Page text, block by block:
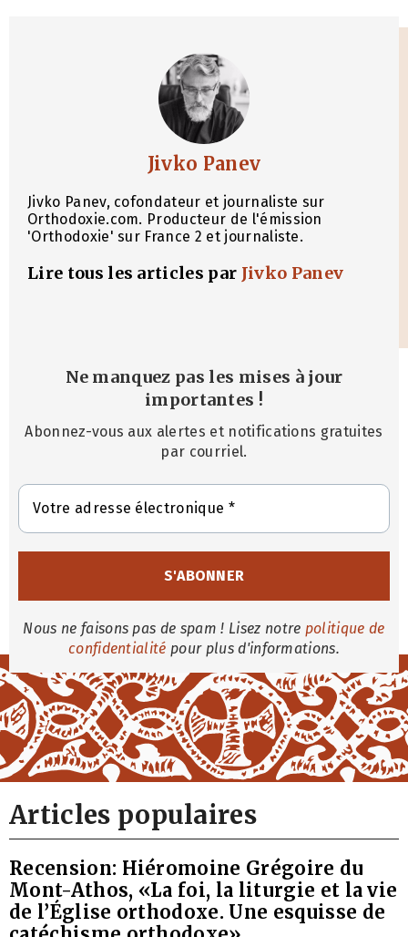
Jivko Panev
Jivko Panev, cofondateur et journaliste sur
Orthodoxie.com. Producteur de l'émission
'Orthodoxie' sur France 2 et journaliste.
Lire tous les articles par Jivko Panev
Ne manquez pas les mises à jour
importantes !
Abonnez-vous aux alertes et notifications gratuites
par courriel.
Nous ne faisons pas de spam ! Lisez notre politique de
confidentialité pour plus d'informations.
Articles populaires
Recension: Hiéromoine Grégoire du
Mont-Athos, «La foi, la liturgie et la vie
de l’Église orthodoxe. Une esquisse de